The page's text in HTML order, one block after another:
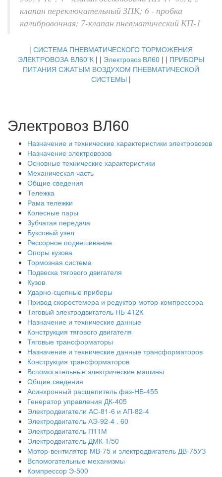
клапан переключательный ЗПК; 6 - пробка
калибровочная; 7-клапан пневматический КП-1
| СИСТЕМА ПНЕВМАТИЧЕСКОГО ТОРМОЖЕНИЯ
ЭЛЕКТРОВОЗА ВЛ60"К | | Электровоз ВЛ60 | | ПРИБОРЫ
ПИТАНИЯ СЖАТЫМ ВОЗДУХОМ ПНЕВМАТИЧЕСКОЙ
СИСТЕМЫ |
Электровоз ВЛ60
Назначение и технические характеристики электровозов
Назначение электровозов
Основные технические характеристики
Механическая часть
Общие сведения
Тележка
Рама тележки
Колесные пары
Зубчатая передача
Буксовый узел
Рессорное подвешивание
Опоры кузова
Тормозная система
Подвеска тягового двигателя
Кузов
Ударно-сцепные приборы
Привод скоростемера и редуктор мотор-компрессора
Тяговый электродвигатель НБ-412К
Назначение и технические данные
Конструкция тягового двигателя
Тяговые трансформаторы
Назначение и технические данные трансформаторов
Конструкция трансформаторов
Вспомогательные электрические машины
Общие сведения
Асинхронный расщепитель фаз-НБ-455
Генератор управления ДК-405
Электродвигатели АС-81-6 и АП-82-4
Электродвигатель АЭ-92-4 . 60
Электродвигатель П11М
Электродвигатель ДМК-1/50
Мотор-вентилятор МВ-75 и электродвигатель ДВ-75УЗ
Вспомогательные механизмы
Компрессор Э-500